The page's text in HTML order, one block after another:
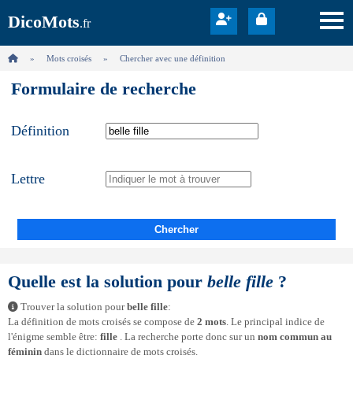
DicoMots.fr
Mots croisés Chercher avec une définition
Formulaire de recherche
Définition
Lettre
Chercher
Quelle est la solution pour belle fille ?
Trouver la solution pourbelle fille:
La définition de mots croisés se compose de 2 mots. Le principal indice de
l'énigme semble être: fille . La recherche porte donc sur un nom commun au
féminin dans le dictionnaire de mots croisés.